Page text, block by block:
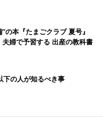
の本『たまごクラブ 夏号』
夫婦で予習する 出産の教科書
下の人が知るべき事